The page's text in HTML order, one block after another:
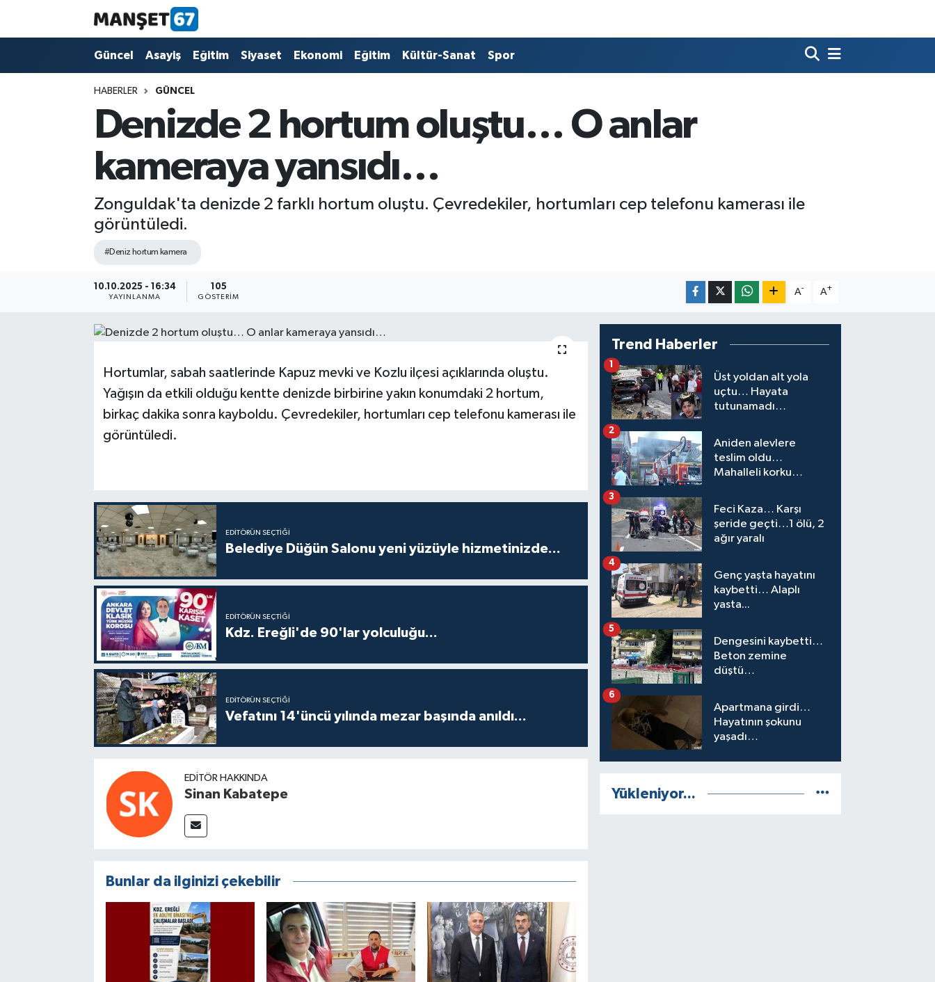
Güncel Asayiş Eğitim Siyaset Ekonomi Eğitim Kültür-Sanat Spor
HABERLER GÜNCEL
Denizde 2 hortum oluştu… O anlar
kameraya yansıdı…
Zonguldak'ta denizde 2 farklı hortum oluştu. Çevredekiler, hortumları cep telefonu kamerası ile
görüntüledi.
#Deniz hortum kamera
10.10.2025 - 16:34
YAYINLANMA
105
GÖSTERIM
A- A+
Hortumlar, sabah saatlerinde Kapuz mevki ve Kozlu ilçesi açıklarında oluştu.
Yağışın da etkili olduğu kentte denizde birbirine yakın konumdaki 2 hortum,
birkaç dakika sonra kayboldu. Çevredekiler, hortumları cep telefonu kamerası ile
görüntüledi.
EDITÖRÜN SEÇTIĞI
Belediye Düğün Salonu yeni yüzüyle hizmetinizde...
EDITÖRÜN SEÇTIĞI
Kdz. Ereğli'de 90'lar yolculuğu...
EDITÖRÜN SEÇTIĞI
Vefatını 14'üncü yılında mezar başında anıldı...
EDITÖR HAKKINDA
Sinan Kabatepe
Bunlar da ilginizi çekebilir
Trend Haberler
Üst yoldan alt yola
uçtu… Hayata
tutunamadı…
1
Aniden alevlere
teslim oldu…
Mahalleli korku
2
Feci Kaza… Karşı
şeride geçti…1 ölü, 2
ağır yaralı
3
Genç yaşta hayatını
kaybetti… Alaplı
yasta...
4
Dengesini kaybetti…
Beton zemine
düştü…
5
Apartmana girdi…
Hayatının şokunu
yaşadı…
6
Yükleniyor...